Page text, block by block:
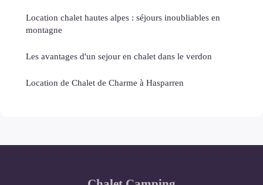
Location chalet hautes alpes : séjours inoubliables en
montagne
Les avantages d'un sejour en chalet dans le verdon
Location de Chalet de Charme à Hasparren